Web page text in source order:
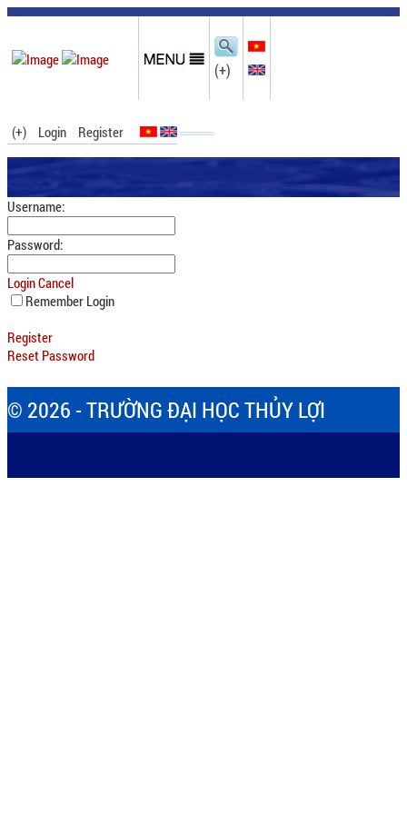
(+)
(+) Login Register
Username:
Password:
LoginCancel
Remember Login
Register
Reset Password
© 2026 - TRƯỜNG ĐẠI HỌC THỦY LỢI